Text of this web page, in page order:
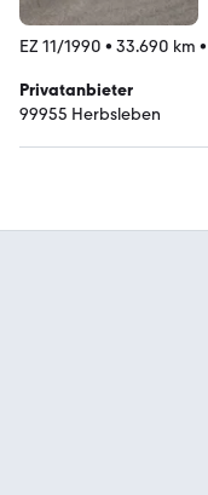
EZ 11/1990 • 33.690 km •
Privatanbieter
99955 Herbsleben